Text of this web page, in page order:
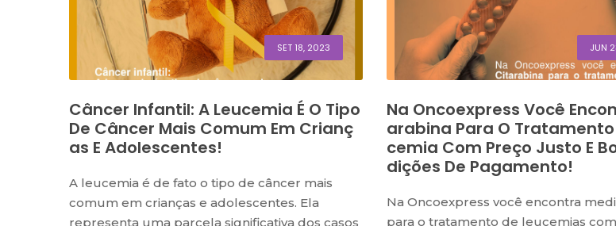
SET 18, 2023
Câncer Infantil: A Leucemia É O Tipo
De Câncer Mais Comum Em Crianç
As E Adolescentes!
A leucemia é de fato o tipo de câncer mais
comum em crianças e adolescentes. Ela
representa uma parcela significativa dos casos
JUN
Na Oncoexpress Você
Arabina Para O Tratamento
Cemia Com Preço Justo E
Dições De Pagamento!
Na Oncoexpress você encontra
para o tratamento de leucemias